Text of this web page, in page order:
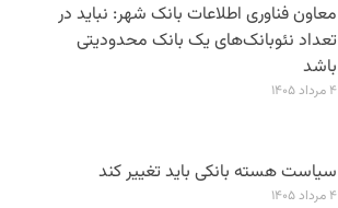
معاون فناوری اطلاعات بانک شهر: نباید در
تعداد نئوبانک‌های یک بانک محدودیتی
باشد
۴ مرداد ۱۴۰۵
سیاست هسته بانکی باید تغییر کند
۴ مرداد ۱۴۰۵